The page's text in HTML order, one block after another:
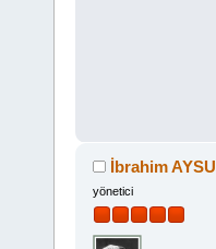
İbrahim AYSU
yönetici